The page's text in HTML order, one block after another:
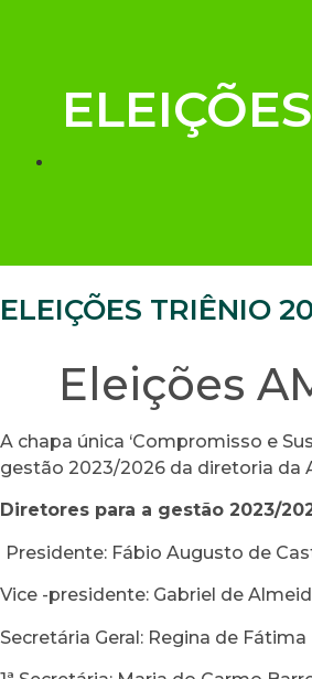
ELEIÇÕES TRIÊNIO
Eleições
A chapa única ‘Compromisso e
gestão 2023/2026 da diretoria da
Diretores para a gestão 2023/
Presidente: Fábio Augusto de
Vice -presidente: Gabriel de
Secretária Geral: Regina de